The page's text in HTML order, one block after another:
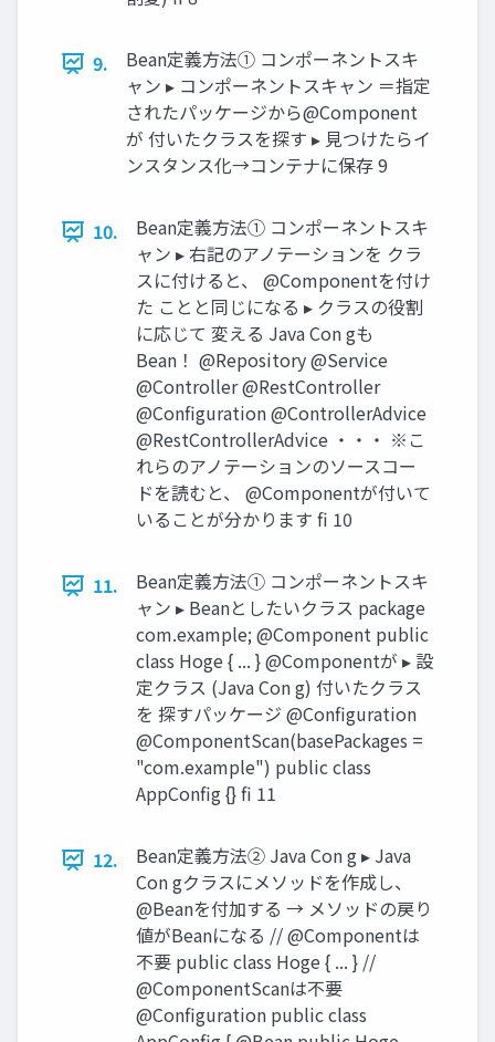
9.
Bean定義方法① コンポーネントスキ
ャン ▸ コンポーネントスキャン ＝指定
されたパッケージから@Component
が 付いたクラスを探す ▸ 見つけたらイ
ンスタンス化→コンテナに保存 9
10.
Bean定義方法① コンポーネントスキ
ャン ▸ 右記のアノテーションを クラ
スに付けると、 @Componentを付け
た ことと同じになる ▸ クラスの役割
に応じて 変える Java Con gも
Bean！ @Repository @Service
@Controller @RestController
@Configuration @ControllerAdvice
@RestControllerAdvice ・・・ ※こ
れらのアノテーションのソースコー
ドを読むと、 @Componentが付いて
いることが分かります fi 10
11.
Bean定義方法① コンポーネントスキ
ャン ▸ Beanとしたいクラス package
com.example; @Component public
class Hoge { ... } @Componentが ▸ 設
定クラス (Java Con g) 付いたクラス
を 探すパッケージ @Configuration
@ComponentScan(basePackages =
"com.example") public class
AppConfig {} fi 11
12.
Bean定義方法② Java Con g ▸ Java
Con gクラスにメソッドを作成し、
@Beanを付加する → メソッドの戻り
値がBeanになる // @Componentは
不要 public class Hoge { ... } //
@ComponentScanは不要
@Configuration public class